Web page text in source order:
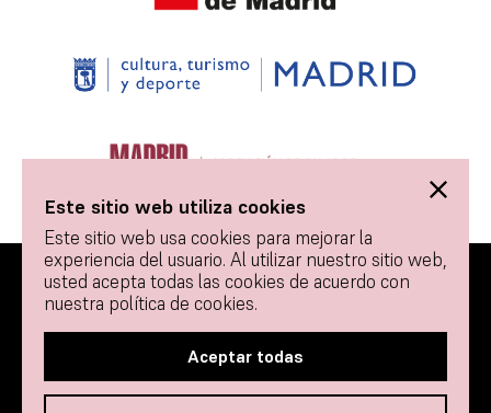
© 2026 Tablao Flamenco 1911 - Todos los derechos
reservados.
Contacto
Política de Cookies
Términos y condiciones de uso
Este sitio web utiliza cookies
Este sitio web usa cookies para mejorar la
experiencia del usuario. Al utilizar nuestro sitio web,
usted acepta todas las cookies de acuerdo con
nuestra política de cookies.
Aceptar todas